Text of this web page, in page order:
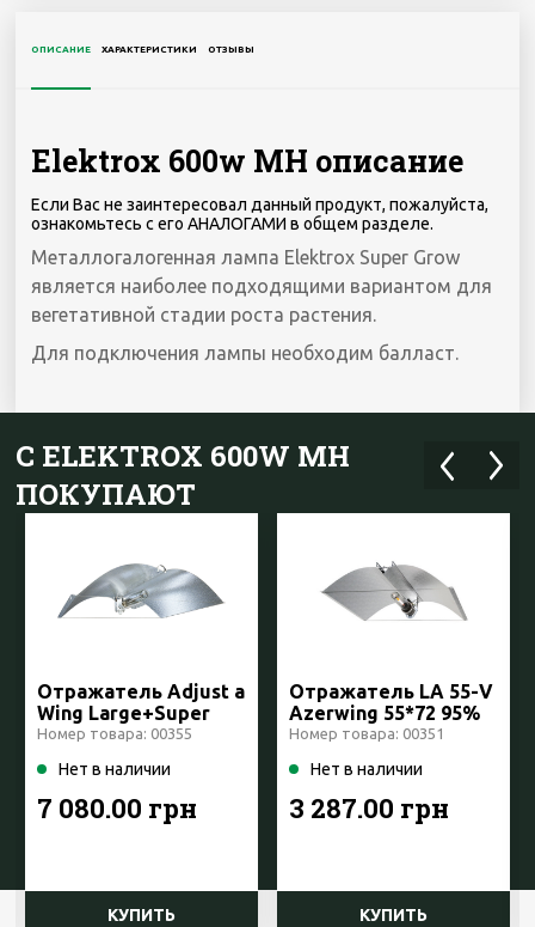
ОПИСАНИЕ ХАРАКТЕРИСТИКИ ОТЗЫВЫ
Elektrox 600w MH описание
Если Вас не заинтересовал данный продукт, пожалуйста,
ознакомьтесь с его АНАЛОГАМИ в общем разделе.
Металлогалогенная лампа Elektrox Super Grow
является наиболее подходящими вариантом для
вегетативной стадии роста растения.
Для подключения лампы необходим балласт.
С ELEKTROX 600W MH
ПОКУПАЮТ
Отражатель Adjust a
Wing Large+Super
Spreader
Номер товара: 00355
Нет в наличии
7 080.00 грн
КУПИТЬ
Отражатель LA 55-V
Azerwing 55*72 95%
Prima Klima Чехия
Номер товара: 00351
Нет в наличии
3 287.00 грн
КУПИТЬ